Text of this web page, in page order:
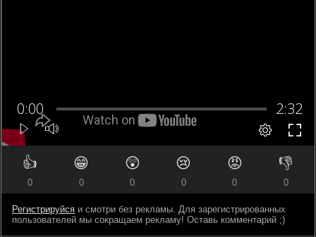
👍
0
😁
0
😲
0
😢
0
😡
0
👎
0
Регистрируйся и смотри без рекламы. Для зарегистрированных
пользователей мы сокращаем рекламу! Оставь комментарий ;)